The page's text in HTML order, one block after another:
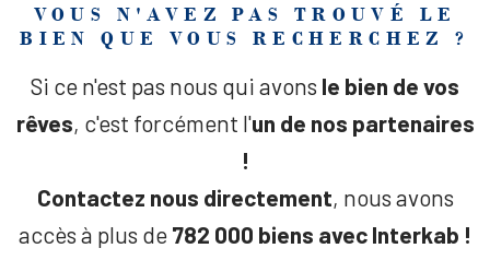
VOUS N'AVEZ PAS TROUVÉ LE
BIEN QUE VOUS RECHERCHEZ ?
Si ce n'est pas nous qui avons le bien de vos
rêves, c'est forcément l'un de nos partenaires
!
Contactez nous directement, nous avons
accès à plus de 782 000 biens avec Interkab !